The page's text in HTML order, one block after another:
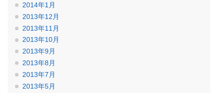
2014年1月
2013年12月
2013年11月
2013年10月
2013年9月
2013年8月
2013年7月
2013年5月